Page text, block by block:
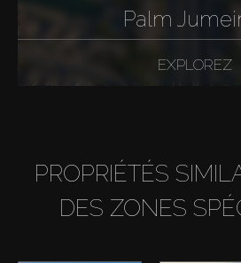
Palm
EXPLOREZ
PROPRIÉTÉS
DES ZONES